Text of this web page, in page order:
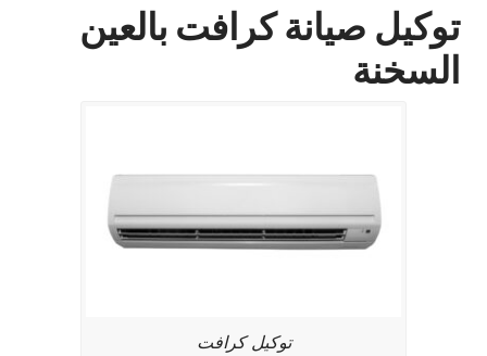
توكيل صيانة كرافت بالعين
السخنة
توكيل كرافت